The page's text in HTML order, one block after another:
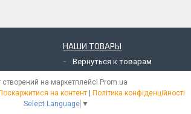
НАШИ ТОВАРЫ
Вернуться к товарам
створений на маркетплейсі Prom.ua
на контент | Політика конфіденційності
Select Language ▼